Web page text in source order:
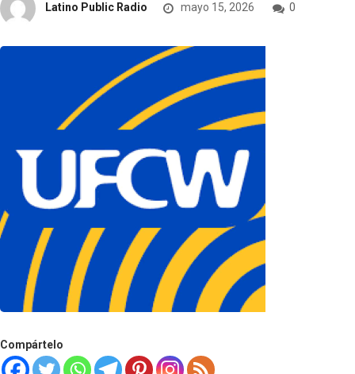
Latino Public Radio mayo 15, 2026 0
Compártelo